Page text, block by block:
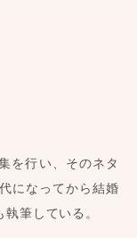
を行い、そのネタ
になってから結婚
筆している。